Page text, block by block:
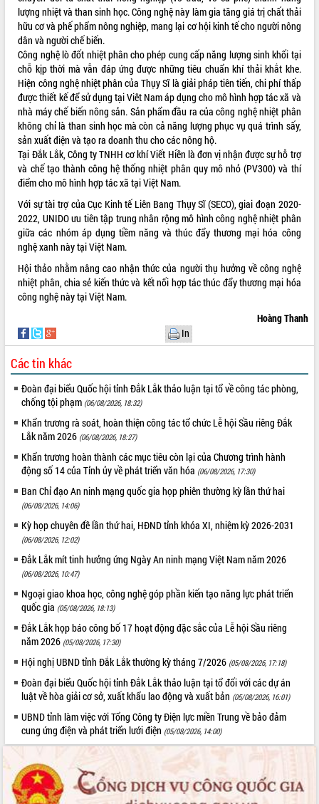
Kỳ họp thứ Hai, Hội đồng nhân dân
tỉnh khóa XI quyết nghị nhiều nội dung
quan trọng
Bí thư Tỉnh ủy Lương Nguyễn Minh
Triết thăm, tặng quà người có công với
cách mạng
Rà soát, hoàn thiện hệ thống thiết chế
văn hóa, thể thao đáp ứng yêu cầu
phát triển mới
Thường trực HĐND tỉnh Đắk Lắk gặp
mặt Đoàn chuyên gia y tế TP. Hồ Chí
Minh
Lễ truy điệu và an táng hài cốt liệt sĩ
tại Nghĩa trang Liệt sĩ xã Sơn Hòa
Bàn giải pháp tháo gỡ khó khăn trong
xuất khẩu sầu riêng và triển khai quy
Thứ trưởng Bộ Nông nghiệp và Môi
trường Nguyễn Hoàng Hiệp khảo sát
vùng trồng và doanh nghiệp đóng gói
Trình diễn nghệ thuật chế biến các
Đắk Lắk công bố Quy hoạch và xúc
tiến đầu tư tỉnh
Ngành cá ngừ Đắk Lắk chủ động thích
ứng để giữ vững thị trường xuất khẩu
Diễn đàn Kinh tế tư nhân Việt Nam đột
phá cơ chế - Hợp tác công tư
Đề án 06 tạo bước ngoặt đột phá trong
cải cách hành chính tỉnh Đắk Lắk
Kết nối tour, đẩy mạnh chuyển đổi số
để phát triển du lịch Đắk Lắk
Khởi động Dự án Đầu tư xây dựng hạ
tầng kỹ thuật Cụm công nghiệp Tân
Tiến
Gặp mặt các cơ quan báo chí nhân Kỷ
niệm 101 năm Ngày Báo chí Cách
mạng Việt Nam
Đắk Lắk sơ kết 4 năm triển khai thực
hiện Đề án 06 của Chính phủ
Họp báo thông tin về Hội nghị Công bố
Quy hoạch và Xúc tiến đầu tư tỉnh Đắk
Lắk
Khơi thông điểm nghẽn, đẩy nhanh
giải ngân vốn khắc phục thiên tai
HĐND tỉnh thông qua điều chỉnh Quy
hoạch tỉnh thời kỳ 2021-2030
Hội thảo góp ý hồ sơ điều chỉnh quy
hoạch tỉnh Đắk Lắk thời kỳ 2021-2030,
tầm nhìn đến năm 2050
LIÊN KẾT WEB
THỐNG KÊ TRUY CẬP
Hôm nay: 22715
Tất cả: 66035455
lượng nhiệt và than sinh học. Công nghệ này làm gia tăng giá trị chất thải
hữu cơ và phế phẩm nông nghiệp, mang lại cơ hội kinh tế cho người nông
dân và người chế biến.
Công nghệ lò đốt nhiệt phân cho phép cung cấp năng lượng sinh khối tại
chỗ kịp thời mà vẫn đáp ứng được những tiêu chuẩn khí thải khắt khe.
Hiện công nghệ nhiệt phân của Thụy Sĩ là giải pháp tiên tiến, chi phí thấp
được thiết kế để sử dụng tại Viêt Nam áp dụng cho mô hình hợp tác xã và
nhà máy chế biến nông sản. Sản phẩm đầu ra của công nghệ nhiệt phân
không chỉ là than sinh học mà còn cả năng lượng phục vụ quá trình sấy,
sản xuất điện và tạo ra doanh thu cho các nông hộ.
Tại Đắk Lắk, Công ty TNHH cơ khí Viết Hiền là đơn vị nhận được sự hỗ trợ
và chế tạo thành công hệ thống nhiệt phân quy mô nhỏ (PV300) và thí
điểm cho mô hình hợp tác xã tại Việt Nam.
Với sự tài trợ của Cục Kinh tế Liên Bang Thụy Sĩ (SECO), giai đoạn 2020-
2022, UNIDO ưu tiên tập trung nhân rộng mô hình công nghệ nhiệt phân
giữa các nhóm áp dụng tiềm năng và thúc đẩy thương mại hóa công
nghệ xanh này tại Việt Nam.
Hội thảo nhằm nâng cao nhận thức của người thụ hưởng về công nghệ
nhiệt phân, chia sẻ kiến thức và kết nối hợp tác thúc đẩy thương mại hóa
công nghệ này tại Việt Nam.
Hoàng Thanh
In
Các tin khác
Đoàn đại biểu Quốc hội tỉnh Đắk Lắk thảo luận tại tổ về công tác phòng,
chống tội phạm (06/08/2026, 18:32)
Khẩn trương rà soát, hoàn thiện công tác tổ chức Lễ hội Sầu riêng Đắk
Lắk năm 2026 (06/08/2026, 18:27)
Khẩn trương hoàn thành các mục tiêu còn lại của Chương trình hành
động số 14 của Tỉnh ủy về phát triển văn hóa (06/08/2026, 17:30)
Ban Chỉ đạo An ninh mạng quốc gia họp phiên thường kỳ lần thứ hai
(06/08/2026, 14:06)
Kỳ họp chuyên đề lần thứ hai, HĐND tỉnh khóa XI, nhiệm kỳ 2026-2031
(06/08/2026, 12:02)
Đắk Lắk mít tinh hưởng ứng Ngày An ninh mạng Việt Nam năm 2026
(06/08/2026, 10:47)
Ngoại giao khoa học, công nghệ góp phần kiến tạo năng lực phát triển
quốc gia (05/08/2026, 18:13)
Đắk Lắk họp báo công bố 17 hoạt động đặc sắc của Lễ hội Sầu riêng
năm 2026 (05/08/2026, 17:30)
Hội nghị UBND tỉnh Đắk Lắk thường kỳ tháng 7/2026 (05/08/2026, 17:18)
Đoàn đại biểu Quốc hội tỉnh Đắk Lắk thảo luận tại tổ đối với các dự án
luật về hòa giải cơ sở, xuất khẩu lao động và xuất bản (05/08/2026, 16:01)
UBND tỉnh làm việc với Tổng Công ty Điện lực miền Trung về bảo đảm
cung ứng điện và phát triển lưới điện (05/08/2026, 14:00)